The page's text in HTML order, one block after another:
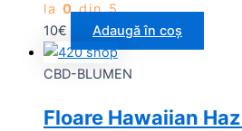
la 0din 5
10€ Adaugă în coș
CBD-BLUMEN
Floare Hawaiian